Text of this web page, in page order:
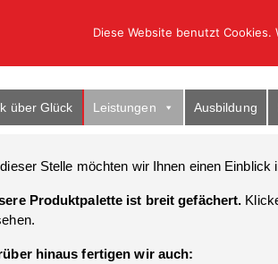
über Glück Leistungen Ausbildung
Stelle möchten wir Ihnen einen
Produktpalette ist breit gefächert.
hinaus fertigen wir auch:
Diese Website benutzt